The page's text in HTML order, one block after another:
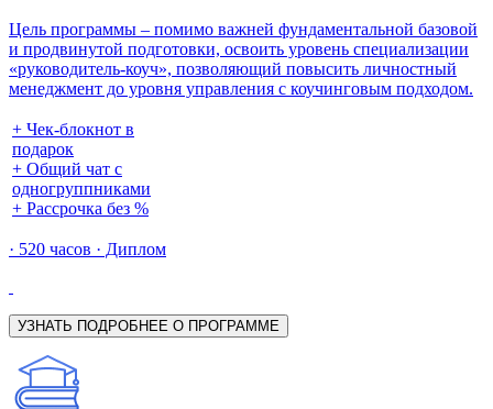
Цель программы – помимо важней фундаментальной базовой
и продвинутой подготовки, освоить уровень специализации
«руководитель-коуч», позволяющий повысить личностный
менеджмент до уровня управления с коучинговым подходом.
+ Чек-блокнот в
подарок
+ Общий чат с
одногруппниками
+ Рассрочка без %
· 520 часов · Диплом
УЗНАТЬ ПОДРОБНЕЕ О ПРОГРАММЕ